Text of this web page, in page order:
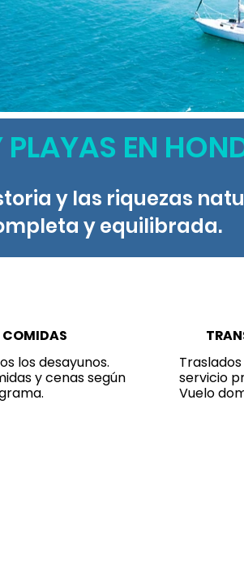
EN
y las riquezas
y equilibrada.
COMIDAS
los desayunos.
y cenas según
servicio
Vuelo